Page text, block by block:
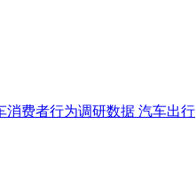
消费者行为调研数据 汽车出行